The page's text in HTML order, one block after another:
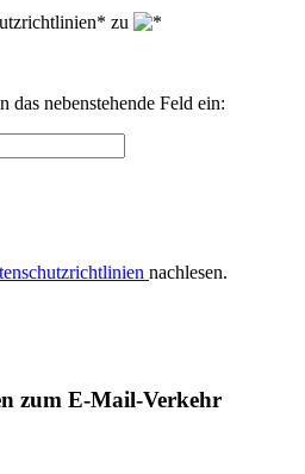
zu
das nebenstehende Feld ein:
nachlesen.
zum E-Mail-Verkehr